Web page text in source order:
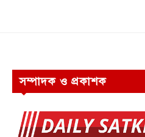
সম্পাদক ও প্রকাশক